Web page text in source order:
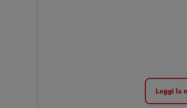
Leggi la